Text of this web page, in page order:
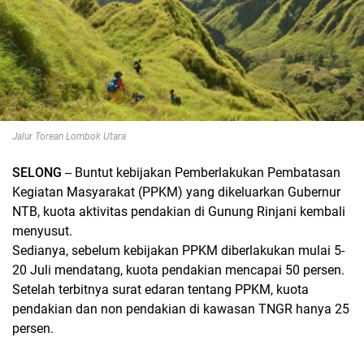
Jalur Torean Lombok Utara
SELONG -- Buntut kebijakan Pemberlakukan Pembatasan
Kegiatan Masyarakat (PPKM) yang dikeluarkan Gubernur
NTB, kuota aktivitas pendakian di Gunung Rinjani kembali
menyusut.
Sedianya, sebelum kebijakan PPKM diberlakukan mulai 5-
20 Juli mendatang, kuota pendakian mencapai 50 persen.
Setelah terbitnya surat edaran tentang PPKM, kuota
pendakian dan non pendakian di kawasan TNGR hanya 25
persen.